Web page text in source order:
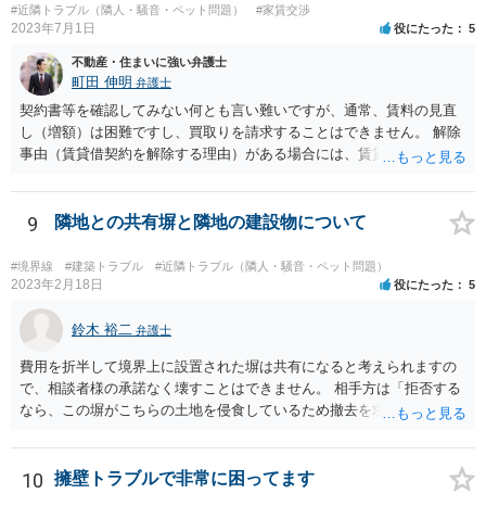
#近隣トラブル（隣人・騒音・ペット問題）
#家賃交渉
2023年7月1日 役にたった 5
不動産・住まいに強い弁護士
町田 伸明 弁護士
契約書等を確認してみない何とも言い難いですが、通常、賃料の見直
し（増額）は困難ですし、買取りを請求することはできません。 解除
事由（賃貸借契約を解除する理由）がある場合には、賃貸借契約を解
めることができる状況であれば、事実上、賃料の見直し（増額）や買
取りの交渉をすることもあり得るでしょう。 反対に、明け渡しを求め
ることが難しいのであれば、賃料の見直し（増額）や買取りの交渉も
困難とならざるを得ないでしょう。 いずれにしても、（強制的な）明
け渡しなどの請求もお考えなのであれば、現況や契約書等の確認が不
可欠ですから、資料等一式を持参して弁護士にご相談された方がよい
かと思います。
9 隣地との共有塀と隣地の建設物について
#境界線 #建築トラブル #近隣トラブル（隣人・騒音・ペット問題）
2023年2月18日 役にたった 5
鈴木 裕二 弁護士
費用を折半して境界上に設置された塀は共有になると考えられますの
で、相談者様の承諾なく壊すことはできません。 相手方は「拒否する
なら、この塀がこちらの土地を侵食しているため撤去を求める手続き
ているわけですから、相談者様の同意なく塀の撤去を求めることは法
的には難しいように思われます。 また、「隣地（相談者様）の許可」
というのが何の許可を示しているのか判然としませんが、一般に、高
10 擁壁トラブルで非常に困ってます